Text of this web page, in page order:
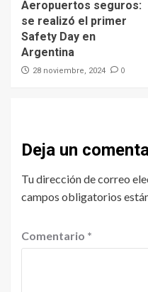
Aeropuertos seguros:
se realizó el primer
Safety Day en
Argentina
28 noviembre, 2024 0
Deja un
Tu dirección de correo
campos obligatorios
Comentario *